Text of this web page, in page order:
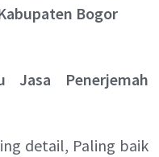
Bogor
Penerjemah
detail, Paling baik